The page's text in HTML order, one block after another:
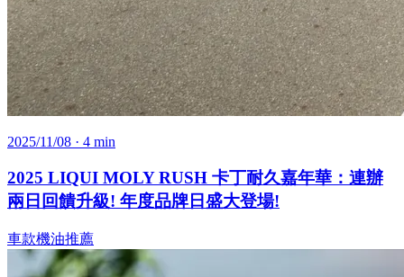
2025/11/08 · 4 min
2025 LIQUI MOLY RUSH 卡丁耐久嘉年華：連辦
兩日回饋升級! 年度品牌日盛大登場!
車款機油推薦